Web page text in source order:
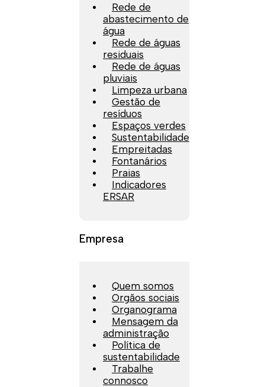
Rede de
abastecimento de
água
Rede de águas
residuais
Rede de águas
pluviais
Limpeza urbana
Gestão de
resíduos
Espaços verdes
Sustentabilidade
Empreitadas
Fontanários
Praias
Indicadores
ERSAR
Empresa
Quem somos
Orgãos sociais
Organograma
Mensagem da
administração
Política de
sustentabilidade
Trabalhe
connosco